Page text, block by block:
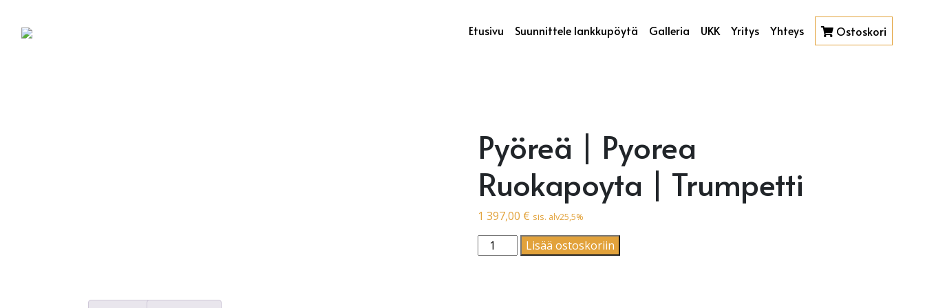
Etusivu Suunnittele lankkupöytä Galleria UKK Yritys Yhteys Ostoskori
Pyöreä | Pyorea
Ruokapoyta | Trumpetti
1 397,00 € sis. alv25,5%
Pyöreä | Pyorea Ruokapoyta | Trumpetti määrä
Lisää ostoskoriin